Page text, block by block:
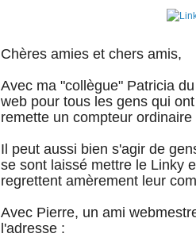
Chères amies et chers amis,
Avec ma "collègue" Patricia
web pour tous les gens qui
remette un compteur
Il peut aussi bien s'agir de
se sont laissé mettre le Linky
regrettent amèrement leur
Avec Pierre, un ami
l'adresse :